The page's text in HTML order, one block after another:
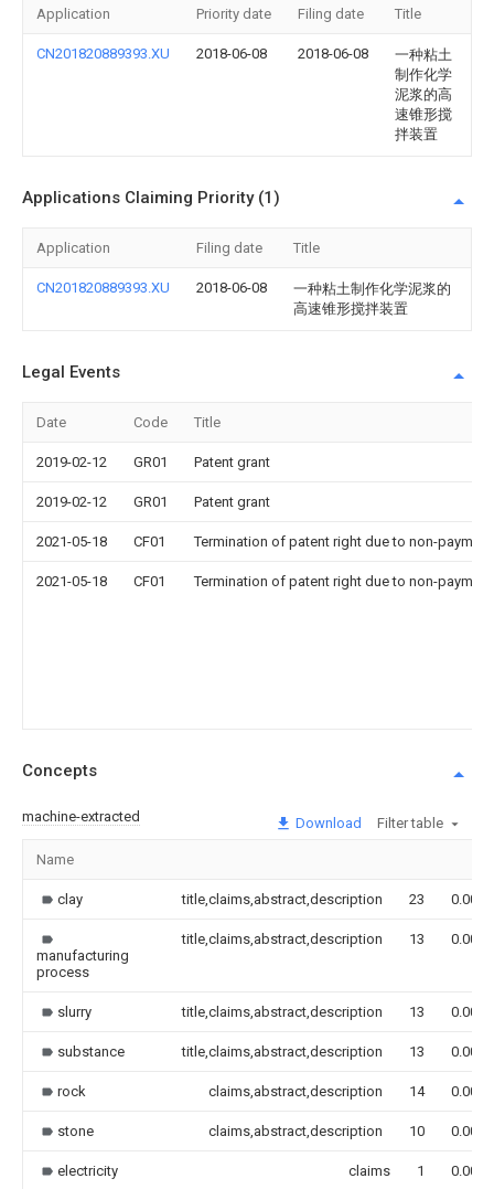
Application Priority date Filing date Title
CN201820889393.XU 2018-06-08 2018-06-08
一种粘土
制作化学
泥浆的高
速锥形搅
拌装置
Applications Claiming Priority (1)
Application Filing date Title
CN201820889393.XU 2018-06-08
一种粘土制作化学泥浆的
高速锥形搅拌装置
Legal Events
Date Code Title
2019-02-12 GR01 Patent grant
2019-02-12 GR01 Patent grant
2021-05-18 CF01 Termination of patent right due to non-
2021-05-18 CF01 Termination of patent right due to non-
Concepts
machine-extracted Download Filter table
Name
clay title,claims,abstract,description 23 0.000
manufacturing
process
title,claims,abstract,description 13 0.000
slurry title,claims,abstract,description 13 0.000
substance title,claims,abstract,description 13 0.000
rock claims,abstract,description 14 0.000
stone claims,abstract,description 10 0.000
electricity claims 1 0.000